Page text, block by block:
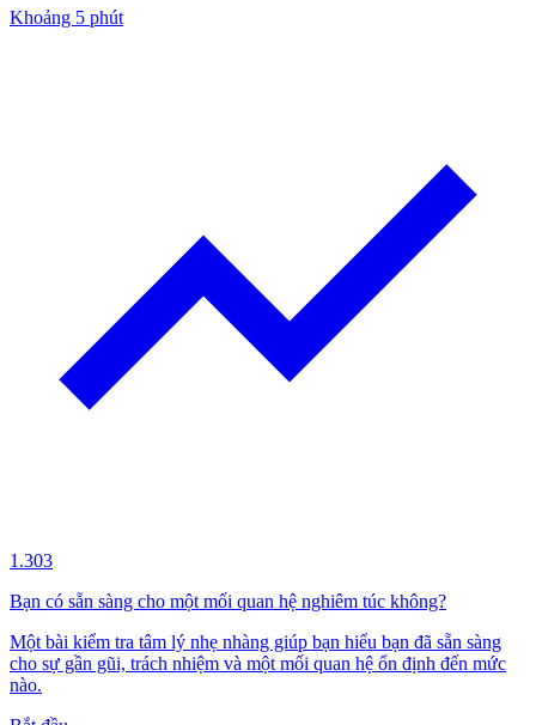
Khoảng 5 phút
1.303
Bạn có sẵn sàng cho một mối quan hệ nghiêm túc không?
Một bài kiểm tra tâm lý nhẹ nhàng giúp bạn hiểu bạn đã sẵn sàng
cho sự gần gũi, trách nhiệm và một mối quan hệ ổn định đến mức
nào.